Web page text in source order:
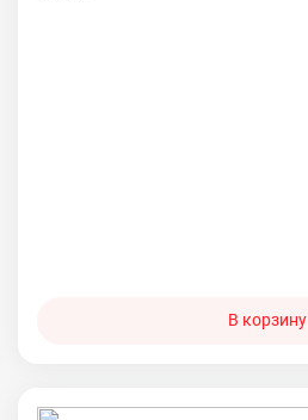
В корзину